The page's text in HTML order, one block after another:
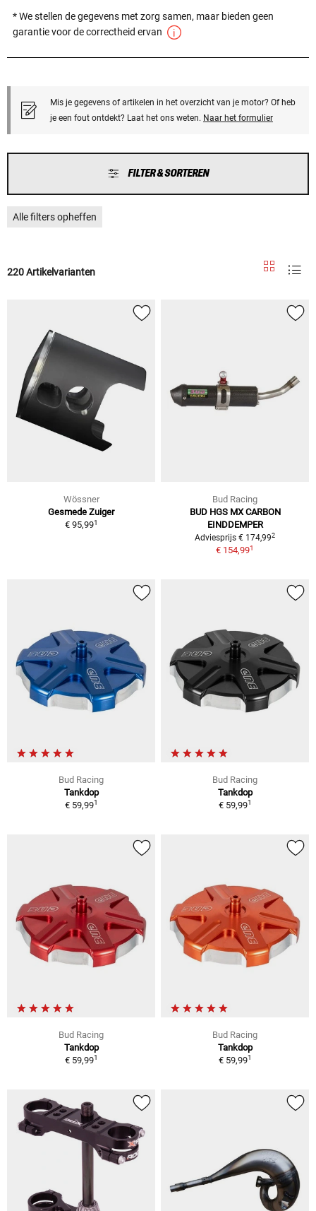
* We stellen de gegevens met zorg samen, maar bieden geen
garantie voor de correctheid ervan
Mis je gegevens of artikelen in het overzicht van je motor? Of heb
je een fout ontdekt? Laat het ons weten. Naar het formulier
FILTER & SORTEREN
Alle filters opheffen
220 Artikelvarianten
Wössner
Gesmede Zuiger
€ 95,991
Bud Racing
BUD HGS MX CARBON
EINDDEMPER
Adviesprijs € 174,992
€ 154,991
Bud Racing
Tankdop
€ 59,991
Bud Racing
Tankdop
€ 59,991
Bud Racing
Tankdop
€ 59,991
Bud Racing
Tankdop
€ 59,991